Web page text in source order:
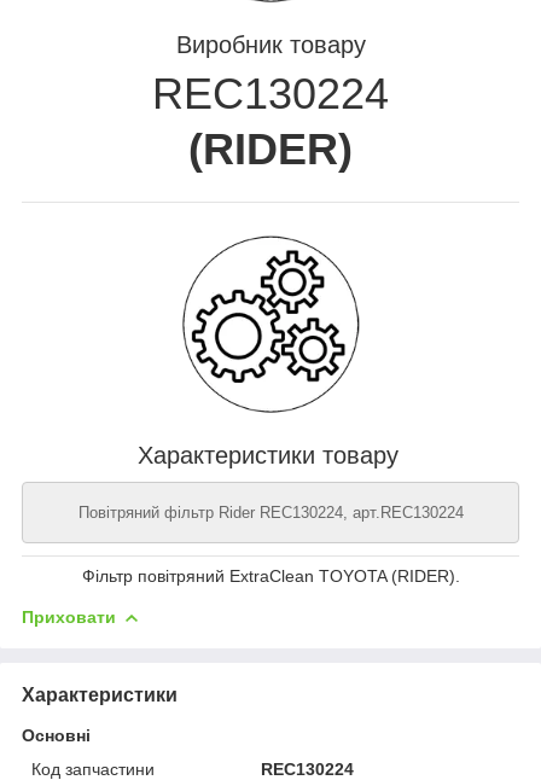
Виробник товару
REC130224
(RIDER)
Характеристики товару
Повітряний фільтр Rider REC130224, арт.REC130224
Фільтр повітряний ExtraClean TOYOTA (RIDER).
Приховати
Характеристики
Основні
Код запчастини
REC130224